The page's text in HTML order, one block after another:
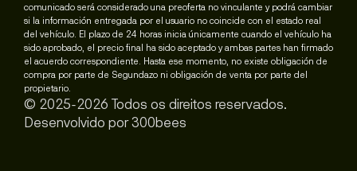
comunicado será considerado una preoferta no vinculante y podrá cambiar
si la información entregada por el usuario no coincide con el estado real
del vehículo. El plazo de 24 horas inicia únicamente cuando el vehículo ha
sido aprobado, el precio final ha sido aceptado y ambas partes han firmado
el acuerdo correspondiente. Hasta ese momento, no existe obligación de
compra por parte de Segundazo ni obligación de venta por parte del
propietario.
© 2025-2026 Todos os direitos reservados.
Desenvolvido por300bees